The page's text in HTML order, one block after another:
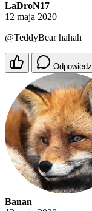
LaDroN17
12 maja 2020
@TeddyBearhahah
Odpowiedz
Banan